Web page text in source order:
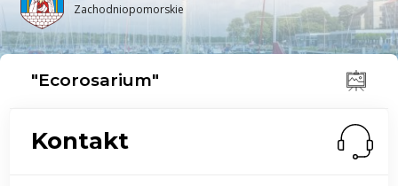
Zachodniopomorskie
"Ecorosarium"
Kontakt